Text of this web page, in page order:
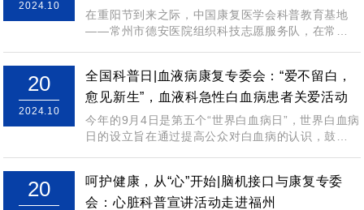
2024.10
在重阳节到来之际，中国康复医学会科普教育基地
——常州市德安医院组织科技志愿服务队，在常州
20
2024.10
全国科普日|血液病康复专委会：“爱不留白，
愈见新生”，血液科急性白血病患者关爱活动
今年的9月4日是第五个“世界白血病日”，世界白血病
日的设立旨在通过提高公众对白血病的认识，鼓励
20
呵护健康，从“心”开始|脑机接口与康复专委
会：心脏科普宣讲活动走进福州